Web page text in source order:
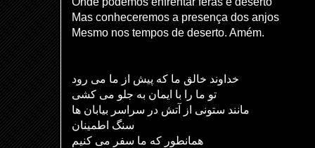
Mas conheceremos a presença dos anjos
Mesmo nos tempos de deserto. Amém.
خداوند خالق ما که پیش از ما می رود
تو ما را با ایمان به جلو می کشی
مانند ستونی از آتش در سراسر بیابان ها
سنگ اطمینان
همانطور که ما سفر می کنیم